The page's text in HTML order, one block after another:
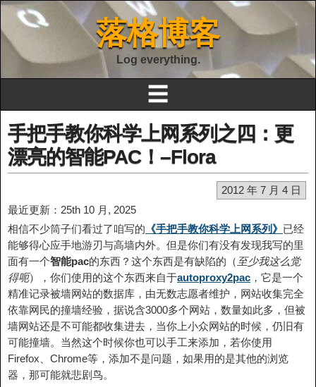
落格博客
Log everything.
☰
手把手教你科学上网系列之四：更
漂亮的智能PAC！–Flora
2012 年 7 月 4 日
最近更新：25th 10 月, 2025
相信不少筒子们看过了咱写的 《手把手教你科学上网系列》 已经
能够得心应手地游刃与高墙内外。但是你们有没有发现我写的里
面有一个智能pac的东西？这个东西是有缺陷的（ 至少我这么觉
得呃），你们使用的这个东西来自于autoproxy2pac ，它是一个
精准记录被墙网站的数据库，由无数志愿者维护，网站收集完全
依靠网民的撞墙经验，据说含3000多个网站，数量如此多，但被
墙网站还是不可能都收集进去，当你上小众网站的时候，仍旧有
可能撞墙。当然这个时候你也可以手工来添加，若你使用
Firefox、Chrome等，添加不是问题，如果用的是其他的浏览
器，那可能就悲剧鸟。